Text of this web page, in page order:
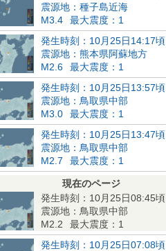
震源地：種子島近海
M3.4
最大震度：1
発生時刻：10月25日14:17頃
震源地：熊本県阿蘇地方
M2.6
最大震度：1
発生時刻：10月25日13:57頃
震源地：鳥取県中部
M3.0
最大震度：1
発生時刻：10月25日13:47頃
震源地：鳥取県中部
M2.7
最大震度：1
現在のページ
発生時刻：10月25日08:45頃
震源地：鳥取県中部
M2.2
最大震度：1
発生時刻：10月25日07:08頃